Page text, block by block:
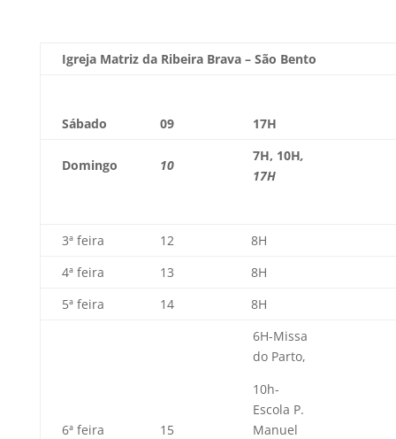
Igreja Matriz da Ribeira Brava – São Bento
Sábado 09 17H
Domingo 10
7H, 10H,
17H
3ª feira 12
8H
4ª feira
13
8H
5ª feira
14 8H
6ª feira 15
6H-Missa
do Parto,
10h-
Escola P.
Manuel